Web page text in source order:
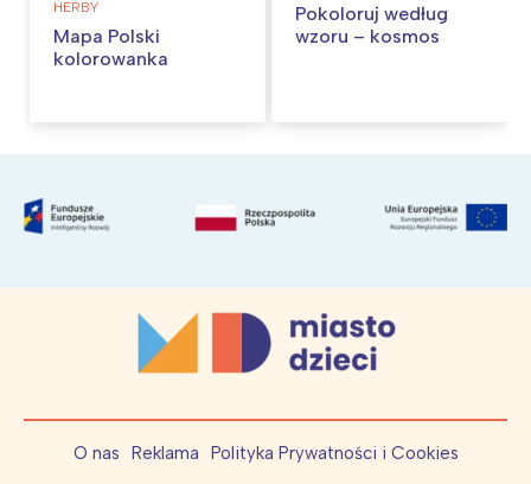
HERBY
Mapa Polski
kolorowanka
Pokoloruj według
wzoru – kosmos
O nas Reklama Polityka Prywatności i Cookies